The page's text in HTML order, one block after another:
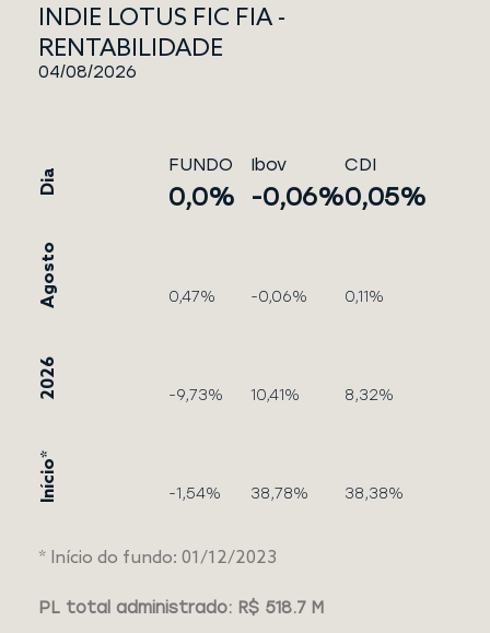
INDIE LOTUS FIC FIA -
RENTABILIDADE
04/08/2026
Dia
FUNDO Ibov CDI
0,0% -0,06%0,05%
Agosto 0,47% -0,06% 0,11%
2026 -9,73% 10,41% 8,32%
Início* -1,54% 38,78% 38,38%
* Início do fundo: 01/12/2023
PL total administrado: R$ 518.7 M